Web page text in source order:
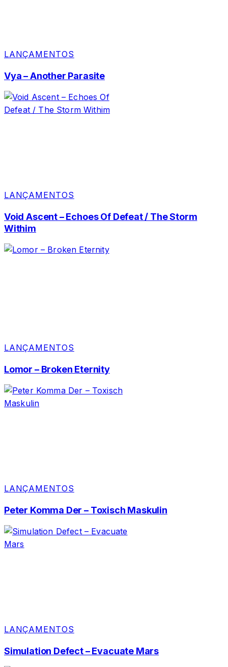
LANÇAMENTOS
Vya – Another Parasite
LANÇAMENTOS
Void Ascent – Echoes Of Defeat / The Storm
Withim
LANÇAMENTOS
Lomor – Broken Eternity
LANÇAMENTOS
Peter Komma Der – Toxisch Maskulin
LANÇAMENTOS
Simulation Defect – Evacuate Mars